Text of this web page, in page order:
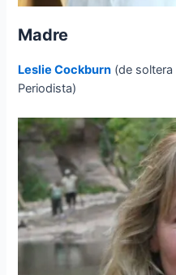
Madre
Leslie Cockburn (de soltera
Periodista)